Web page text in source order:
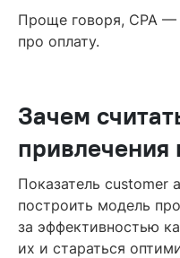
Проще говоря, CPA
про оплату.
Зачем
привлечения
Показатель customer
построить модель
за эффективностью
их и стараться